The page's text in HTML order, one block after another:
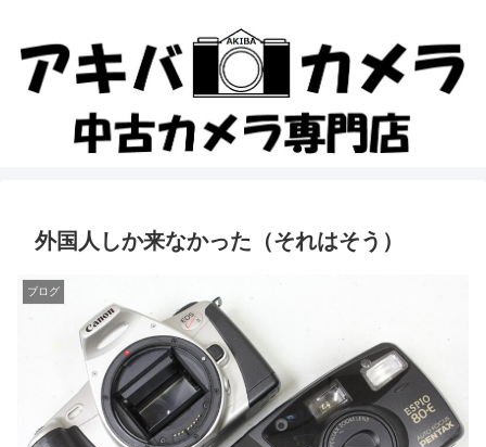
外国人しか来なかった（それはそう）
ブログ